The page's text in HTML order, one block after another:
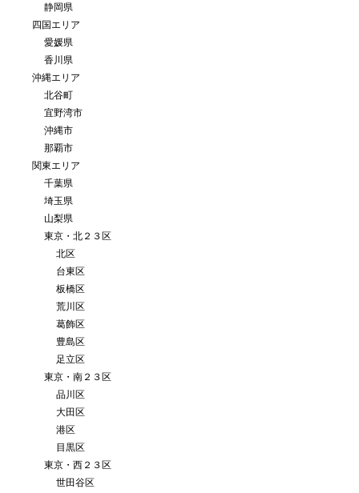
静岡県
四国エリア
愛媛県
香川県
沖縄エリア
北谷町
宜野湾市
沖縄市
那覇市
関東エリア
千葉県
埼玉県
山梨県
東京・北２３区
北区
台東区
板橋区
荒川区
葛飾区
豊島区
足立区
東京・南２３区
品川区
大田区
港区
目黒区
東京・西２３区
世田谷区